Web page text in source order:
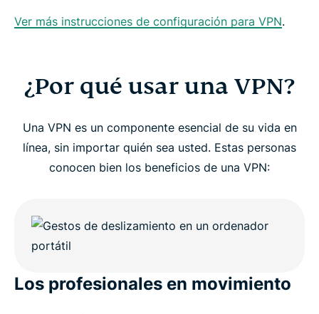
Ver más instrucciones de configuración para VPN.
¿Por qué usar una VPN?
Una VPN es un componente esencial de su vida en
línea, sin importar quién sea usted. Estas personas
conocen bien los beneficios de una VPN:
Los profesionales en movimiento